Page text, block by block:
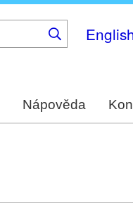
English
Nápověda